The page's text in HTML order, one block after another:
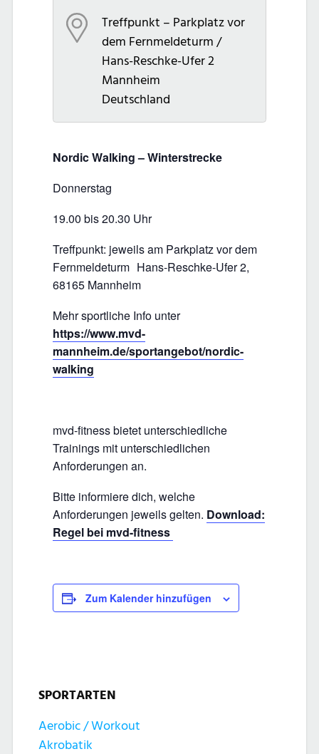
Treffpunkt – Parkplatz vor
dem Fernmeldeturm /
Hans-Reschke-Ufer 2
Mannheim
Deutschland
Nordic Walking – Winterstrecke
Donnerstag
19.00 bis 20.30 Uhr
Treffpunkt: jeweils am Parkplatz vor dem
Fernmeldeturm Hans-Reschke-Ufer 2,
68165 Mannheim
Mehr sportliche Info unter
https://www.mvd-
mannheim.de/sportangebot/nordic-
walking
mvd-fitness bietet unterschiedliche
Trainings mit unterschiedlichen
Anforderungen an.
Bitte informiere dich, welche
Anforderungen jeweils gelten. Download:
Regel bei mvd-fitness
Zum Kalender hinzufügen
SPORTARTEN
Aerobic / Workout
Akrobatik